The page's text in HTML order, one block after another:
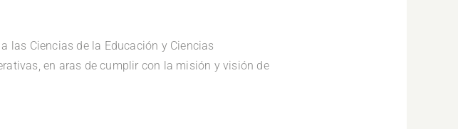
las Ciencias de la Educación y Ciencias
en aras de cumplir con la misión y visión de